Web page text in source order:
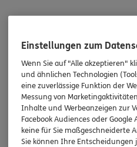
Produkte
Zahnversicherungen
Kfz-Versicherung
Einstellungen zum
Wenn Sie auf "Alle akzeptieren"
und ähnlichen Technologien
eine zuverlässige Funktion der
Messung von
Inhalte und Werbeanzeigen zur
Facebook Audiences oder Google
keine für Sie maßgeschneiderte
Sie können Ihre